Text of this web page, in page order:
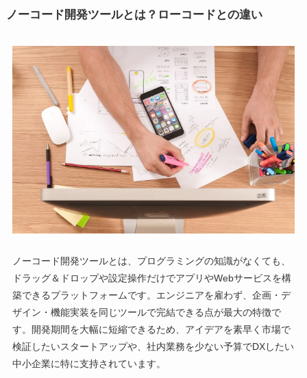
ノーコード開発ツールとは？ローコードとの違い
ノーコード開発ツールとは、プログラミングの知識がなくても、
ドラッグ＆ドロップや設定操作だけでアプリやWebサービスを構
築できるプラットフォームです。エンジニアを雇わず、企画・デ
ザイン・機能実装を同じツールで完結できる点が最大の特徴で
す。開発期間を大幅に短縮できるため、アイデアを素早く市場で
検証したいスタートアップや、社内業務を少ない予算でDXしたい
中小企業に特に支持されています。